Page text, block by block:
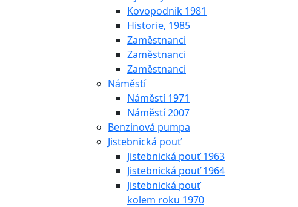
Kovopodnik 1981
Historie, 1985
Zaměstnanci
Zaměstnanci
Zaměstnanci
Náměstí
Náměstí 1971
Náměstí 2007
Benzinová pumpa
Jistebnická pouť
Jistebnická pouť 1963
Jistebnická pouť 1964
Jistebnická pouť
kolem roku 1970